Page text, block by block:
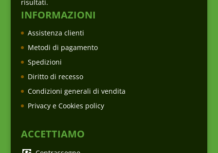
risultati.
INFORMAZIONI
Assistenza clienti
Metodi di pagamento
Spedizioni
Diritto di recesso
Condizioni generali di vendita
Privacy e Cookies policy
ACCETTIAMO